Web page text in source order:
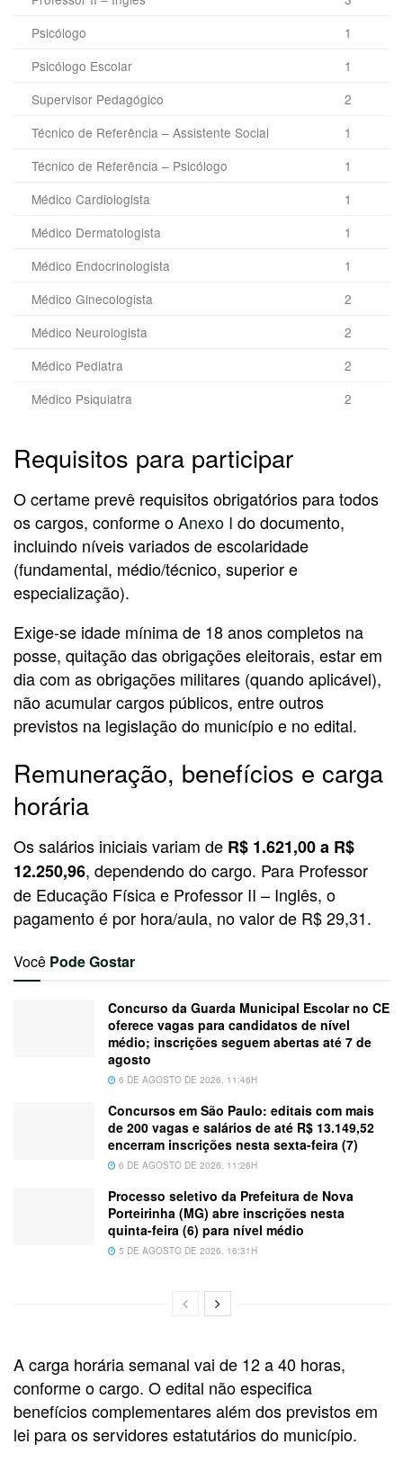
Psicólogo
1
Psicólogo Escolar
1
Supervisor Pedagógico
2
Técnico de Referência – Assistente Social
1
Técnico de Referência – Psicólogo
1
Médico Cardiologista
1
Médico Dermatologista
1
Médico Endocrinologista
1
Médico Ginecologista
2
Médico Neurologista
2
Médico Pediatra
2
Médico Psiquiatra
2
Requisitos para participar
O certame prevê requisitos obrigatórios para todos
os cargos, conforme oAnexo I do documento,
incluindo níveis variados de escolaridade
(fundamental, médio/técnico, superior e
especialização).
Exige-se idade mínima de 18 anos completos na
posse, quitação das obrigações eleitorais, estar em
dia com as obrigações militares (quando aplicável),
não acumular cargos públicos, entre outros
previstos na legislação do município e no edital.
Remuneração, benefícios e carga
horária
Os salários iniciais variam de R$ 1.621,00 a R$
12.250,96, dependendo do cargo. Para Professor
de Educação Física e Professor II – Inglês, o
pagamento é por hora/aula, no valor de R$ 29,31.
Você Pode Gostar
Concurso da Guarda Municipal Escolar no CE
oferece vagas para candidatos de nível
médio; inscrições seguem abertas até 7 de
agosto
6 DE AGOSTO DE 2026, 11:46H
Concursos em São Paulo: editais com mais
de 200 vagas e salários de até R$ 13.149,52
encerram inscrições nesta sexta-feira (7)
6 DE AGOSTO DE 2026, 11:26H
Processo seletivo da Prefeitura de Nova
Porteirinha (MG) abre inscrições nesta
quinta-feira (6) para nível médio
5 DE AGOSTO DE 2026, 16:31H
A carga horária semanal vai de 12 a 40 horas,
conforme o cargo. O edital não especifica
benefícios complementares além dos previstos em
lei para os servidores estatutários do município.